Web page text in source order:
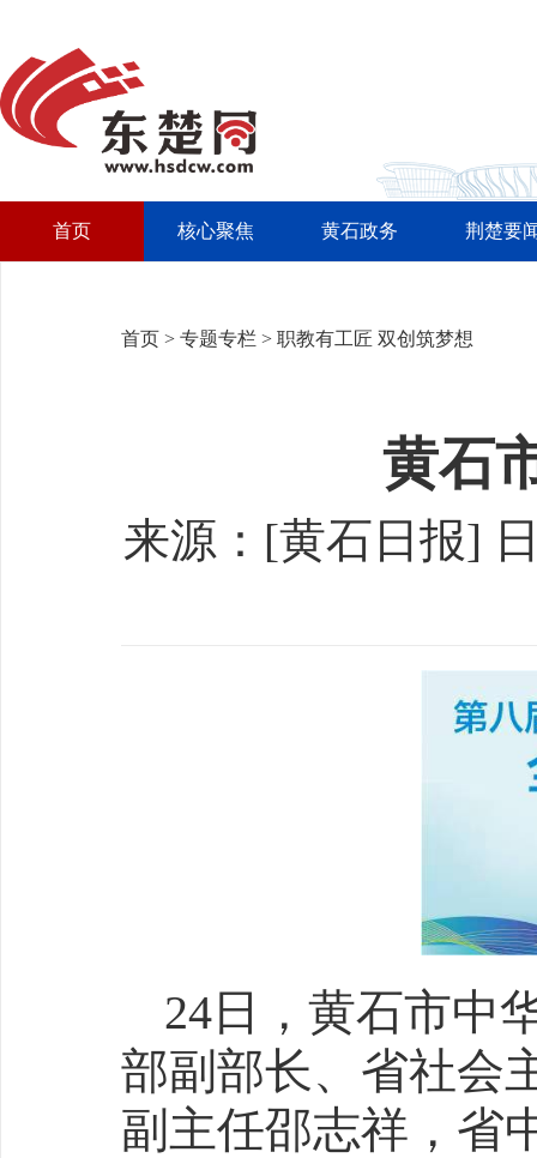
首页 核心聚焦 黄石政务 荆楚要
首页 > 专题专栏 > 职教有工匠 双创筑梦想
黄石
来源：[黄石日报]
24日，黄石市中
部副部长、省社会
副主任邵志祥，省